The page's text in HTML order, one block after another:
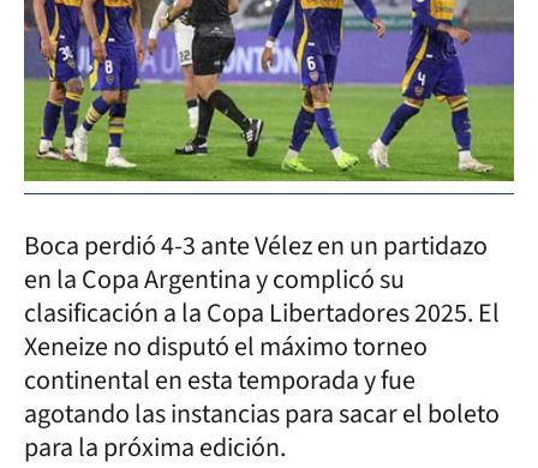
Boca perdió 4-3 ante Vélez en un partidazo
en la Copa Argentina y complicó su
clasificación a la Copa Libertadores 2025. El
Xeneize no disputó el máximo torneo
continental en esta temporada y fue
agotando las instancias para sacar el boleto
para la próxima edición.